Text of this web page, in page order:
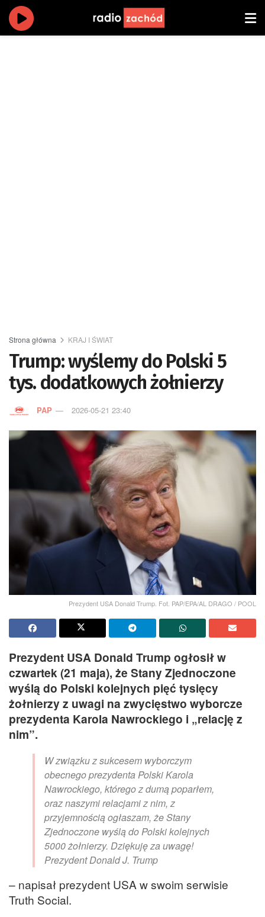
Strona główna KRAJ I ŚWIAT
Trump: wyślemy do Polski 5
tys. dodatkowych żołnierzy
PAP 2026-05-21 23:40
Prezydent USA Donald Trump. Fot. PAP/EPA/AL DRAGO / POOL
Prezydent USA Donald Trump ogłosił w
czwartek (21 maja), że Stany Zjednoczone
wyślą do Polski kolejnych pięć tysięcy
żołnierzy z uwagi na zwycięstwo wyborcze
prezydenta Karola Nawrockiego i „relację z
nim”.
W związku z sukcesem wyborczym
obecnego prezydenta Polski Karola
Nawrockiego, którego z dumą poparłem,
oraz naszymi relacjami z nim, z
przyjemnością ogłaszam, że Stany
Zjednoczone wyślą do Polski kolejnych
5000 żołnierzy. Dziękuję za uwagę!
Prezydent Donald J. Trump
– napisał prezydent USA w swoim serwisie
Truth Social.